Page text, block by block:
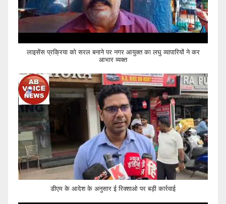
लाइसेंस प्रक्रिया को सरल बनाने पर नगर आयुक्त का लघु व्यापारियों ने कर
आभार व्यक्त
डीएम के आदेश के अनुसार ई रिक्शाओ पर बड़ी कार्रवाई